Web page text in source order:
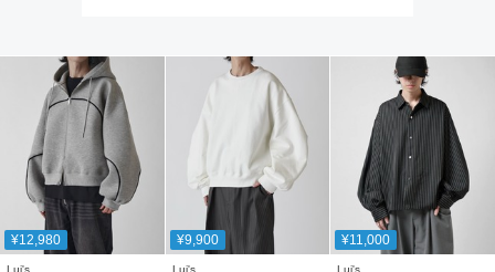
¥12,980
Lui's
¥9,900
Lui's
¥11,000
Lui's